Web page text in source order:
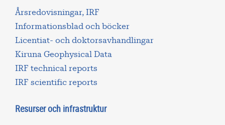
Årsredovisningar, IRF
Informationsblad och böcker
Licentiat- och doktorsavhandlingar
Kiruna Geophysical Data
IRF technical reports
IRF scientific reports
Resurser och infrastruktur